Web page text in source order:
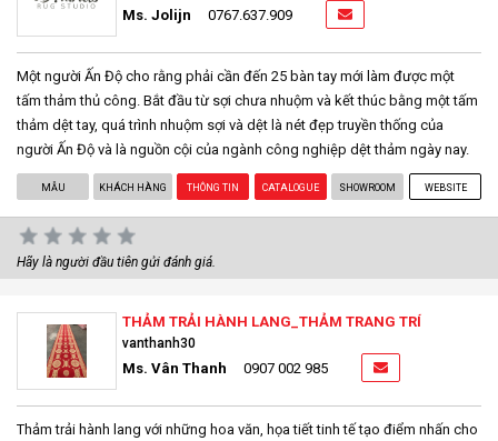
Ms. Jolijn 0767.637.909
Một người Ấn Độ cho rằng phải cần đến 25 bàn tay mới làm được một
tấm thảm thủ công. Bắt đầu từ sợi chưa nhuộm và kết thúc bằng một tấm
thảm dệt tay, quá trình nhuộm sợi và dệt là nét đẹp truyền thống của
người Ấn Độ và là nguồn cội của ngành công nghiệp dệt thảm ngày nay.
MẪU KHÁCH HÀNG THÔNG TIN CATALOGUE SHOWROOM WEBSITE
Hãy là người đầu tiên gửi đánh giá.
THẢM TRẢI HÀNH LANG_THẢM TRANG TRÍ
vanthanh30
Ms. Vân Thanh 0907 002 985
Thảm trải hành lang với những hoa văn, họa tiết tinh tế tạo điểm nhấn cho